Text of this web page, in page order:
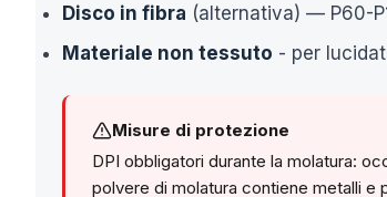
Disco in fibra (alternativa) — P60-
Materiale non tessuto - per
Misure di protezione
DPI obbligatori durante la molatura:
polvere di molatura contiene metalli e